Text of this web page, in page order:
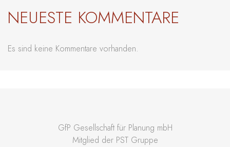
NEUESTE KOMMENTARE
Es sind keine Kommentare vorhanden.
GfP Gesellschaft für Planung mbH
Mitglied der PST Gruppe